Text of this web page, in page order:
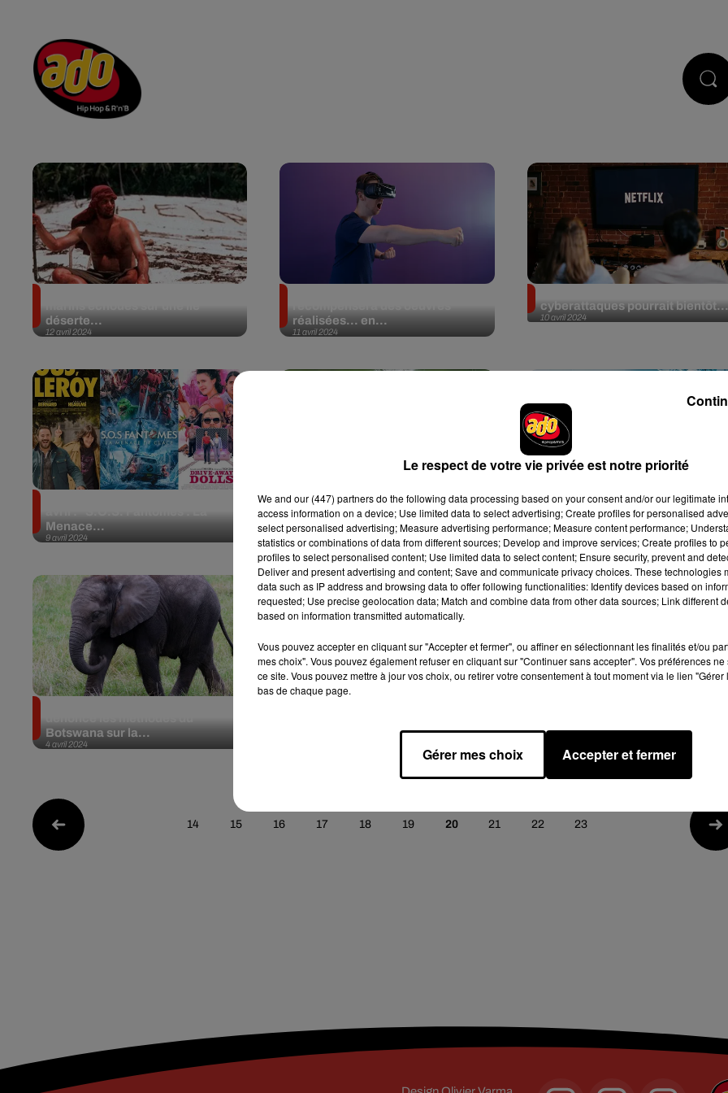
12 avril 2024
déserte...
11 avril 2024
réalisées… en...
10 avril 2024
cyberattaques pourrait bientôt...
9 avril 2024
Menace...
9 avril 2024
Allergies aux pollens : cette
méthode surprenante des
Japonais pour...
5 avril 2024
C’est quoi les « Pfas », dont tout
le monde parle en ce moment ?
4 avril 2024
Botswana sur la...
diffusion
14 15 16 17 18 19 20 21 22 23
Le respect de votre vie privée est notre priorité
We and our (447) partnersdo the following data processing based on your consent and/or our legitimate
access information on a device; Use limited data to select advertising; Create profiles for personalised
select personalised advertising; Measure advertising performance; Measure content performance;
statistics or combinations of data from different sources; Develop and improve services; Create profiles to
profiles to select personalised content; Use limited data to select content; Ensure security, prevent and
Deliver and present advertising and content; Save and communicate privacy choices. These technologies
data such as IP address and browsing data to offer following functionalities: Identify devices based on
requested; Use precise geolocation data; Match and combine data from other data sources; Link different
based on information transmitted automatically.
Vous pouvez accepter en cliquant sur "Accepter et fermer", ou affiner en sélectionnant les finalités et/ou
mes choix". Vous pouvez également refuser en cliquant sur "Continuer sans accepter". Vos préférences
ce site. Vous pouvez mettre à jour vos choix, ou retirer votre consentement à tout moment via le lien
bas de chaque page.
Gérer mes choix Accepter et fermer